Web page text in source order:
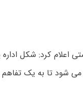
اعلام کرد: شکل
شود تا به یک تفاهم